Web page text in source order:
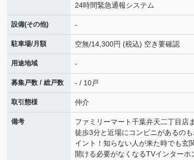
24時間緊急通報システム
設備(その他) -
駐車場/月額 空無/14,300円 (税込) 空き要確認
用途地域 -
募集戸数 / 総戸数 - / 10戸
取引態様 仲介
備考
ファミリーマート千葉弁天二丁目店
徒歩3分と近場にコンビニがあるの
イント！知らない人が来た時でも玄
開ける必要がなくなるTVインターホ